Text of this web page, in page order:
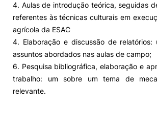
Eventos
Europeia Política de Privacidade e Cookies
4. Aulas de introdução teórica, seguidas
referentes às técnicas culturais em
agrícola da ESAC
4. Elaboração e discussão de relatórios:
assuntos abordados nas aulas de campo;
6. Pesquisa bibliográfica, elaboração e
trabalho: um sobre um tema de
relevante.